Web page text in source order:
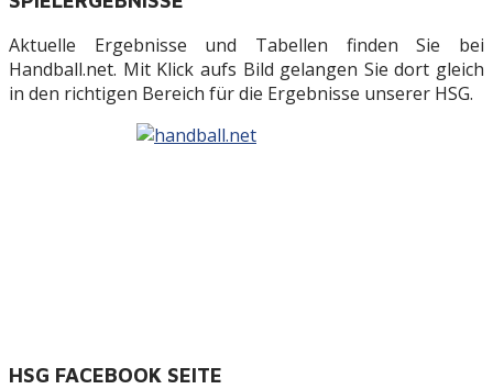
Aktuelle Ergebnisse und Tabellen finden Sie bei
Handball.net. Mit Klick aufs Bild gelangen Sie dort gleich
in den richtigen Bereich für die Ergebnisse unserer HSG.
HSG FACEBOOK SEITE